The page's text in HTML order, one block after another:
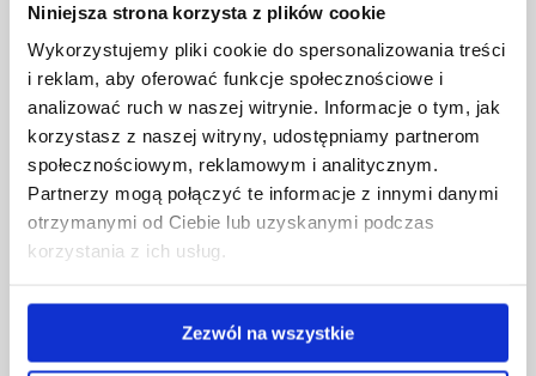
Niniejsza strona korzysta z plików cookie
Wykorzystujemy pliki cookie do spersonalizowania treści
i reklam, aby oferować funkcje społecznościowe i
analizować ruch w naszej witrynie. Informacje o tym, jak
korzystasz z naszej witryny, udostępniamy partnerom
społecznościowym, reklamowym i analitycznym.
Partnerzy mogą połączyć te informacje z innymi danymi
otrzymanymi od Ciebie lub uzyskanymi podczas
korzystania z ich usług.
Zezwól na wszystkie
Uniwersytet Rzeszowski
Al. Tadeusza Rejtana 16C
35-959 Rzeszów
Pomiń
nawigację
przejdź
do
Polityka prywatności
Mapa serwisu
Biblioteka
Wydawnictwo
Covid info
Praca na UR
Fundusze strukturalne